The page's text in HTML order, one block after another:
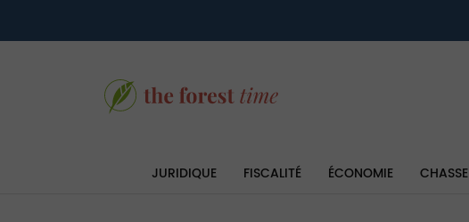
JURIDIQUE FISCALITÉ ÉCONOMIE CHASSE